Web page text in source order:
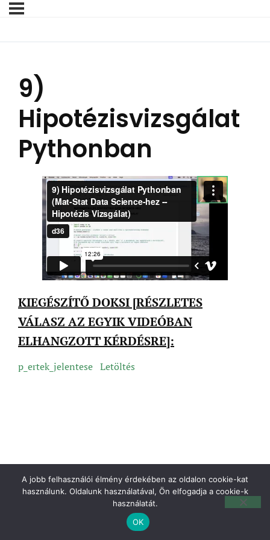
9)
Hipotézisvizsgálat
Pythonban
KIEGÉSZÍTŐ DOKSI [RÉSZLETES
VÁLASZ AZ EGYIK VIDEÓBAN
ELHANGZOTT KÉRDÉSRE]:
p_ertek_jelentese Letöltés
A jobb felhasználói élmény érdekében az oldalon cookie-kat
használunk. Oldalunk használatával, Ön elfogadja a cookie-k
használatát.
OK